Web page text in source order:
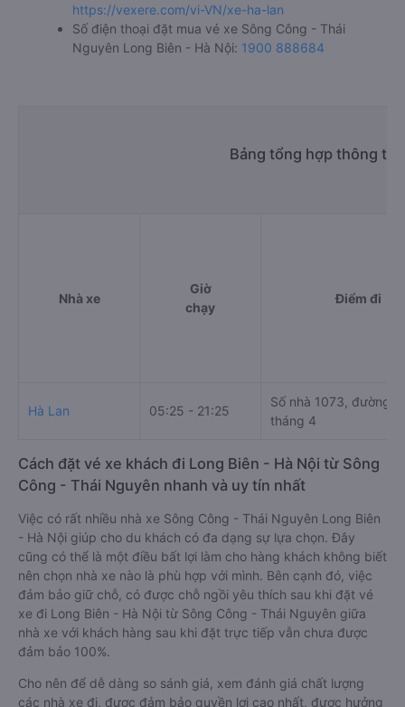
https://vexere.com/vi-VN/xe-ha-lan
Số điện thoại đặt mua vé xe Sông Công - Thái
Nguyên Long Biên - Hà Nội: 1900 888684
Bảng tổng hợp thông tin
Nhà xe
Giờ
chạy
Điểm đi
Hà Lan 05:25 - 21:25
Số nhà 1073, đường
tháng 4
Cách đặt vé xe khách đi Long Biên - Hà Nội từ Sông
Công - Thái Nguyên nhanh và uy tín nhất
Việc có rất nhiều nhà xe Sông Công - Thái Nguyên Long Biên
- Hà Nội giúp cho du khách có đa dạng sự lựa chọn. Đây
cũng có thể là một điều bất lợi làm cho hàng khách không biết
nên chọn nhà xe nào là phù hợp với mình. Bên cạnh đó, việc
đảm bảo giữ chỗ, có được chỗ ngồi yêu thích sau khi đặt vé
xe đi Long Biên - Hà Nội từ Sông Công - Thái Nguyên giữa
nhà xe với khách hàng sau khi đặt trực tiếp vẫn chưa được
đảm bảo 100%.
Cho nên để dễ dàng so sánh giá, xem đánh giá chất lượng
các nhà xe đi, được đảm bảo quyền lợi cao nhất, được hưởng